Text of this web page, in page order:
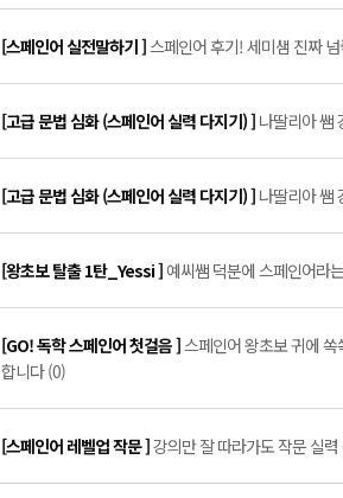
[스페인어 실전말하기 ]스페인어 후기! 세미샘 진짜
[고급 문법 심화 (스페인어 실력 다지기) ] 나딸리아 쌤
[고급 문법 심화 (스페인어 실력 다지기) ] 나딸리아 쌤
[왕초보 탈출 1탄_Yessi ] 예씨쌤 덕분에 스페인어라
[GO! 독학 스페인어 첫걸음 ]스페인어 왕초보 귀에
합니다 (0)
[스페인어 레벨업 작문 ]강의만 잘 따라가도 작문 실